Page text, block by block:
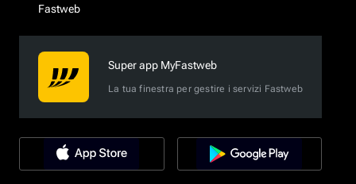
Fastweb
Super app MyFastweb
La tua finestra per gestire i servizi Fastweb